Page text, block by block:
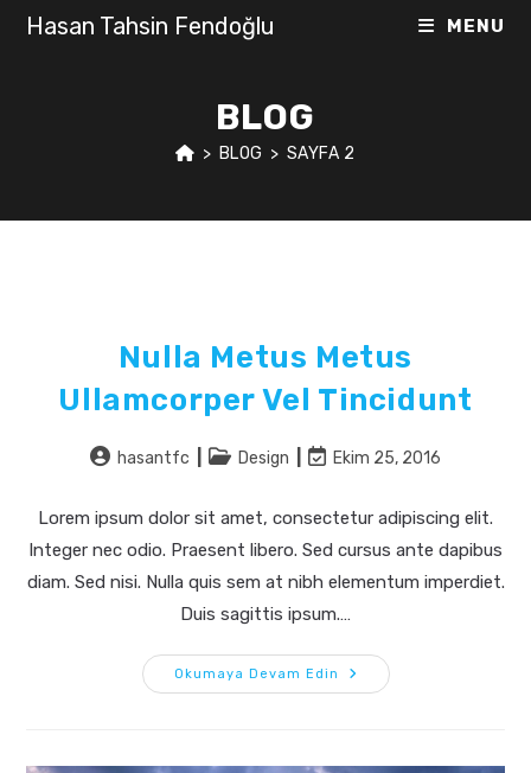
SkipHasan Tahsin Fendoğlu MENU
BLOG
> BLOG > SAYFA 2
Nulla Metus Metus
Ullamcorper Vel Tincidunt
Posthasantfc
PostDesign
Post
modified:
Ekim 25, 2016
Lorem ipsum dolor sit amet, consectetur adipiscing elit.
Integer nec odio. Praesent libero. Sed cursus ante dapibus
diam. Sed nisi. Nulla quis sem at nibh elementum imperdiet.
Duis sagittis ipsum.…
Okumaya Devam Edin
Nulla
Metus